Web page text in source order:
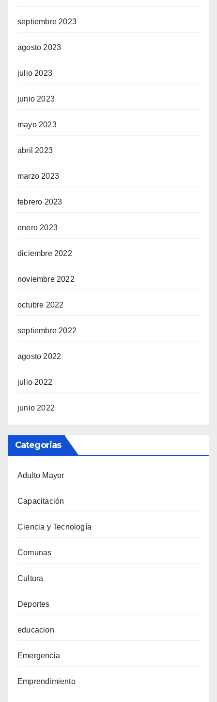
septiembre 2023
agosto 2023
julio 2023
junio 2023
mayo 2023
abril 2023
marzo 2023
febrero 2023
enero 2023
diciembre 2022
noviembre 2022
octubre 2022
septiembre 2022
agosto 2022
julio 2022
junio 2022
Categorias
Adulto Mayor
Capacitación
Ciencia y Tecnología
Comunas
Cultura
Deportes
educacion
Emergencia
Emprendimiento